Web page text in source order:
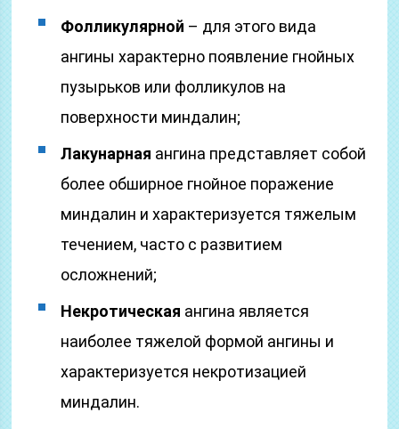
Фолликулярной – для этого вида
ангины характерно появление гнойных
пузырьков или фолликулов на
поверхности миндалин;
Лакунарная ангина представляет собой
более обширное гнойное поражение
миндалин и характеризуется тяжелым
течением, часто с развитием
осложнений;
Некротическая ангина является
наиболее тяжелой формой ангины и
характеризуется некротизацией
миндалин.